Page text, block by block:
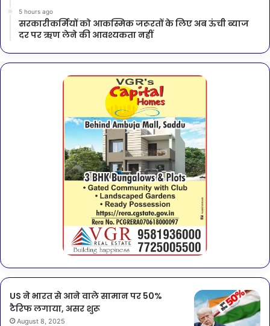
5 hours ago
सरकारीकर्मियों को आकस्मिक जरूरतों के लिए अब ऊंची ब्याज
दर पर ऋण लेने की आवश्यकता नहीं
US ने भारत से आने वाले सामान पर 50%
टैरिफ लगाया, असर शुरू
August 8, 2025